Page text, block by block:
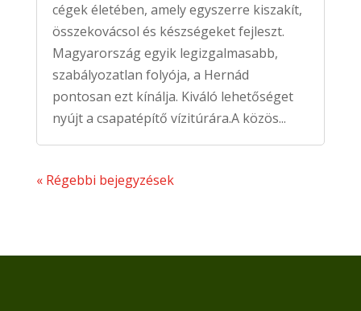
cégek életében, amely egyszerre kiszakít,
összekovácsol és készségeket fejleszt.
Magyarország egyik legizgalmasabb,
szabályozatlan folyója, a Hernád
pontosan ezt kínálja. Kiváló lehetőséget
nyújt a csapatépítő vízitúrára.A közös...
« Régebbi bejegyzések